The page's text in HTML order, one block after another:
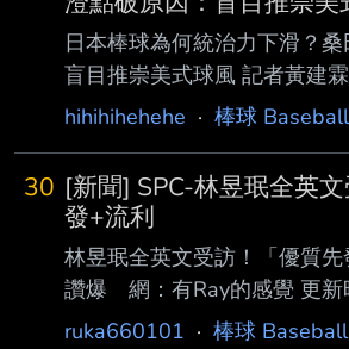
日本棒球為何統治力下滑？桑
盲目推崇美式球風 記者黃建
08-07 14:59:10 日本棒球代表
的「第12屆 BFA U12亞洲少
日開幕）結團儀式與記者會
奇，桑田 真澄在會中對日本
鐘，直指日本球界目前過度
度」，導 致傳統引以為傲的
是日本棒球正面臨的一大危機
hihihihehehe · 棒球 Baseball
30 [新聞] SPC-林昱珉全英
發+流利
林昱珉全英文受訪！「優質
讚爆 網：有Ray的感覺 更新
日週五 下午10:53 體育中心／
ruka660101 · 棒球 Baseball